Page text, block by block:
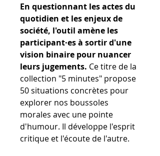
En questionnant les actes du
quotidien et les enjeux de
société, l'outil amène les
participant·es à sortir d'une
vision binaire pour nuancer
leurs jugements. Ce titre de la
collection "5 minutes" propose
50 situations concrètes pour
explorer nos boussoles
morales avec une pointe
d'humour. Il développe l'esprit
critique et l'écoute de l'autre.